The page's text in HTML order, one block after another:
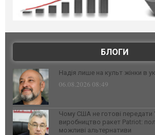
БЛОГИ
Надія лише на культ жінки в
06.08.2026 08:49
Чому США не готові передати
виробництво ракет Patriot:
можливі альтернативи